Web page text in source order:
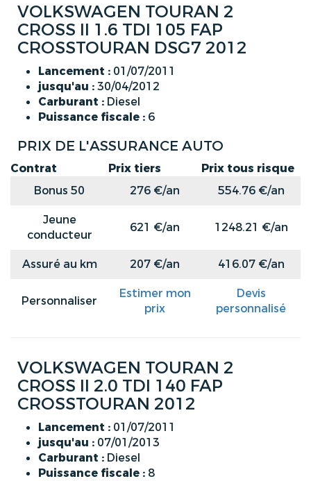
VOLKSWAGEN TOURAN 2
CROSS II 1.6 TDI 105 FAP
CROSSTOURAN DSG7 2012
Lancement : 01/07/2011
jusqu'au :30/04/2012
Carburant : Diesel
Puissance fiscale : 6
PRIX DE L'ASSURANCE AUTO
Contrat Prix tiers
Prix tous risque
Bonus 50
276 €/an
554.76 €/an
Jeune
conducteur
621 €/an 1248.21 €/an
Assuré au km 207 €/an 416.07 €/an
Personnaliser
Estimer mon
prix
Devis
personnalisé
VOLKSWAGEN TOURAN 2
CROSS II 2.0 TDI 140 FAP
CROSSTOURAN 2012
Lancement : 01/07/2011
jusqu'au : 07/01/2013
Carburant : Diesel
Puissance fiscale : 8